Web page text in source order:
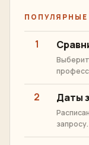
РАСПОЛОЖЕНИЕ
ОБУЧЕНИЕ
ФОРМАТ